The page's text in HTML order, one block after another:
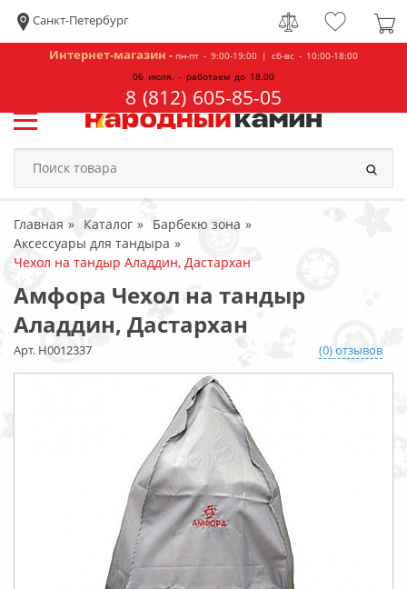
Санкт-Петербург
Интернет-магазин - пн-пт - 9:00-19:00 | сб-вс - 10:00-18:00
06 июля. - работаем до 18.00
8 (812) 605-85-05
Главная Каталог
Барбекю зона
Аксессуары для тандыра
Чехол на тандыр Аладдин, Дастархан
Амфора Чехол на тандыр
Аладдин, Дастархан
Арт. Н0012337 (0) отзывов